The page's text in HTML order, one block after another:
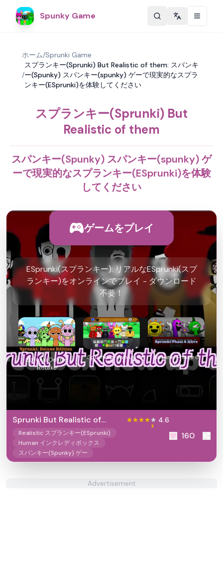
Spunky Game Change
ホーム/Sprunki Game
/
スプランキー(Sprunki) But Realistic of them: スパンキ
ー(Spunky) スパンキー(spunky) ゲーで現実的なスプラ
ンキー(ESprunki)を体験してください
スプランキー(Sprunki) But
Realistic of them
スパンキー(Spunky) スパンキー(spunky) ゲ
ーで現実的なスプランキー(ESprunki)を体験
してください
ゲームをプレイ
ESprunki(スプランキー): リアルなESprunki(スプ
ランキー)をオンラインでプレイ - ダウンロード
不要！
Sprunki Deluxe
Retake
Sprunki grown up
Sprunki Phase 6
Alive
Sprunki But Realistic of
them
4.6
Realistic スプランキー(ESprunki)
Human インクレディボックス
スパンキー(Spunky) ゲー
160
Advertisement